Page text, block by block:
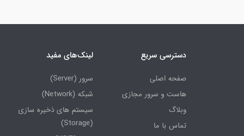
دسترسی سریع
صفحه اصلی
هاست و سرور مجازی
وبلاگ
تماس با ما
لینک‌های مفید
سرور (Server)
شبکه (Network)
سیستم های ذخیره سازی
(Storage)